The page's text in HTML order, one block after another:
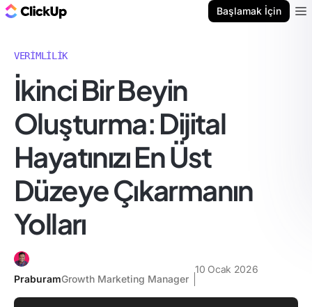
Başlamak İçin
VERIMLILIK
İkinci Bir Beyin
Oluşturma: Dijital
Hayatınızı En Üst
Düzeye Çıkarmanın
Yolları
PraburamGrowth Marketing Manager
10 Ocak 2026